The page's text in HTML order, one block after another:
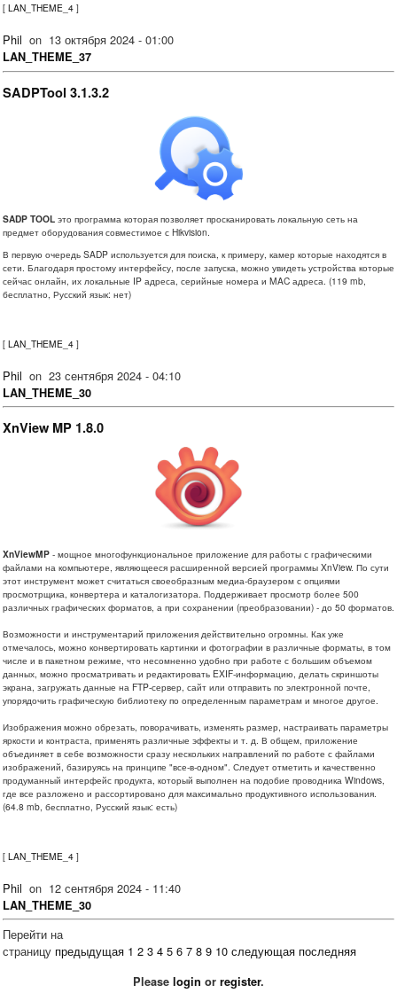
[ LAN_THEME_4 ]
Phil on 13 октября 2024 - 01:00
LAN_THEME_37
SADPTool 3.1.3.2
SADP TOOL это программа которая позволяет просканировать локальную сеть на
предмет оборудования совместимое с Hikvision.
В первую очередь SADP используется для поиска, к примеру, камер которые находятся в
сети. Благодаря простому интерфейсу, после запуска, можно увидеть устройства которые
сейчас онлайн, их локальные IP адреса, серийные номера и MAC адреса. (119 mb,
бесплатно, Русский язык: нет)
[ LAN_THEME_4 ]
Phil on 23 сентября 2024 - 04:10
LAN_THEME_30
XnView MP 1.8.0
XnViewMP - мощное многофункциональное приложение для работы с графическими
файлами на компьютере, являющееся расширенной версией программы XnView. По сути
этот инструмент может считаться своеобразным медиа-браузером с опциями
просмотрщика, конвертера и каталогизатора. Поддерживает просмотр более 500
различных графических форматов, а при сохранении (преобразовании) - до 50 форматов.
Возможности и инструментарий приложения действительно огромны. Как уже
отмечалось, можно конвертировать картинки и фотографии в различные форматы, в том
числе и в пакетном режиме, что несомненно удобно при работе с большим объемом
данных, можно просматривать и редактировать EXIF-информацию, делать скриншоты
экрана, загружать данные на FTP-сервер, сайт или отправить по электронной почте,
упорядочить графическую библиотеку по определенным параметрам и многое другое.
Изображения можно обрезать, поворачивать, изменять размер, настраивать параметры
яркости и контраста, применять различные эффекты и т. д. В общем, приложение
объединяет в себе возможности сразу нескольких направлений по работе с файлами
изображений, базируясь на принципе "все-в-одном". Следует отметить и качественно
продуманный интерфейс продукта, который выполнен на подобие проводника Windows,
где все разложено и рассортировано для максимально продуктивного использования.
(64.8 mb, бесплатно, Русский язык: есть)
[ LAN_THEME_4 ]
Phil on 12 сентября 2024 - 11:40
LAN_THEME_30
Перейти на
страницу предыдущая 1 2 3 4 5 6 7 8 9 10 следующая последняя
Please login or register.